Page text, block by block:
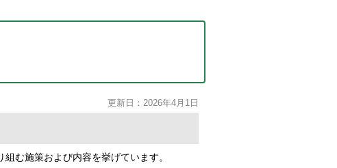
更新日：2026年4月1日
む施策および内容を挙げています。